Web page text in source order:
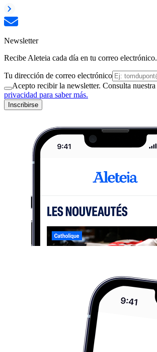
Newsletter
Recibe Aleteia cada día en tu correo electrónico.
Tu dirección de correo electrónico
Acepto recibir la newsletter. Consulta nuestra
privacidad para saber más.
Inscribirse